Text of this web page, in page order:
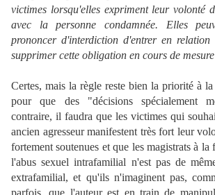
victimes lorsqu'elles expriment leur volonté
avec la personne condamnée. Elles
prononcer d'interdiction d'entrer en
supprimer cette obligation en cours de
Certes, mais la règle reste bien la priorité à
pour que des "décisions spécialement
contraire, il faudra que les victimes qui
ancien agresseur manifestent très fort leur
fortement soutenues et que les magistrats à la
l'abus sexuel intrafamilial n'est pas de
extrafamilial, et qu'ils n'imaginent pas,
parfois, que l'auteur est en train de